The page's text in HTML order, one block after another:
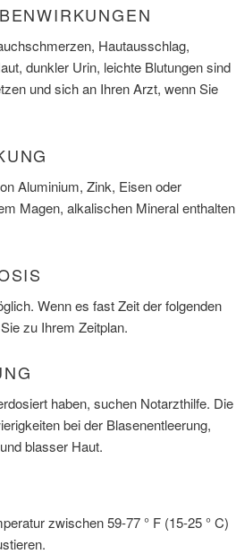
Hautausschlag,
dunkler Urin, leichte Blutungen sind
und sich an Ihren Arzt, wenn Sie
Aluminium, Zink, Eisen oder
Magen, alkalischen Mineral enthalten
Wenn es fast Zeit der folgenden
zu Ihrem Zeitplan.
haben, suchen Notarzthilfe. Die
bei der Blasenentleerung,
blasser Haut.
zwischen 59-77 ° F (15-25 ° C)